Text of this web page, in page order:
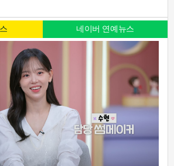
네이버 연예뉴스